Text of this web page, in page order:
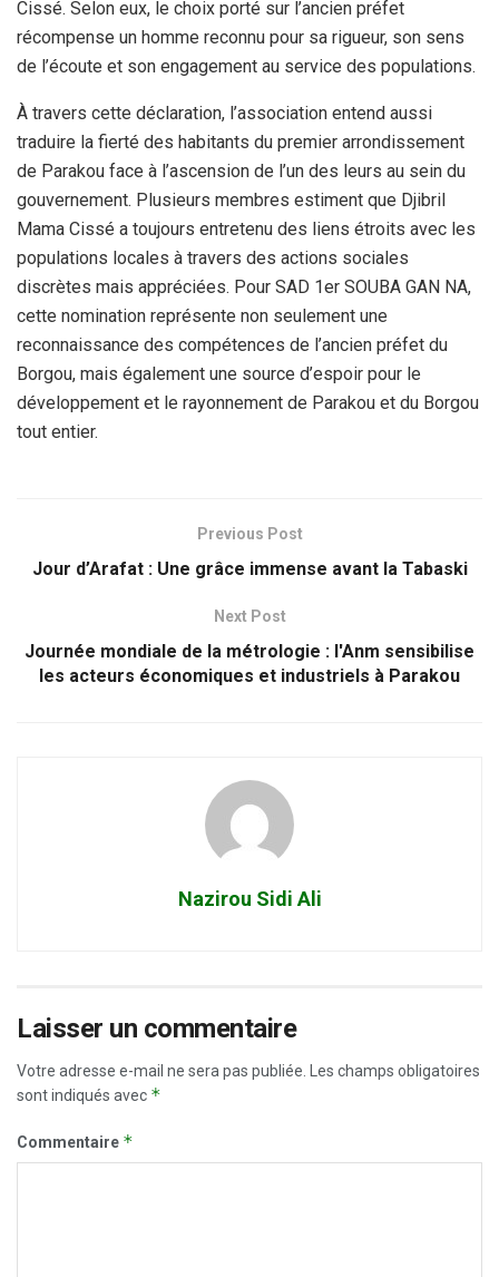
Cissé. Selon eux, le choix porté sur l’ancien préfet
récompense un homme reconnu pour sa rigueur, son sens
de l’écoute et son engagement au service des populations.
À travers cette déclaration, l’association entend aussi
traduire la fierté des habitants du premier arrondissement
de Parakou face à l’ascension de l’un des leurs au sein du
gouvernement. Plusieurs membres estiment que Djibril
Mama Cissé a toujours entretenu des liens étroits avec les
populations locales à travers des actions sociales
discrètes mais appréciées. Pour SAD 1er SOUBA GAN NA,
cette nomination représente non seulement une
reconnaissance des compétences de l’ancien préfet du
Borgou, mais également une source d’espoir pour le
développement et le rayonnement de Parakou et du Borgou
tout entier.
Previous Post
Jour d’Arafat : Une grâce immense avant la Tabaski
Next Post
Journée mondiale de la métrologie : l'Anm sensibilise
les acteurs économiques et industriels à Parakou
Nazirou Sidi Ali
Laisser un commentaire
Votre adresse e-mail ne sera pas publiée.
Les champs obligatoires
sont indiqués avec *
Commentaire *